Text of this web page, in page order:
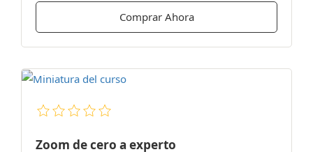
Comprar Ahora
Zoom de cero a experto